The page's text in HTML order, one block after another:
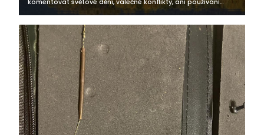
komentovat světové dění, válečné konflikty, ani používání
pyrotechniky na oslavu Nového roku. Ona bomba má totiž
původ pod hladinou našich...